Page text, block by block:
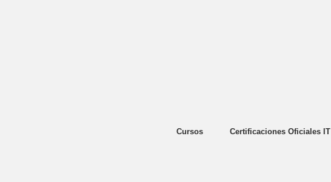
Cursos Certificaciones Oficiales IT